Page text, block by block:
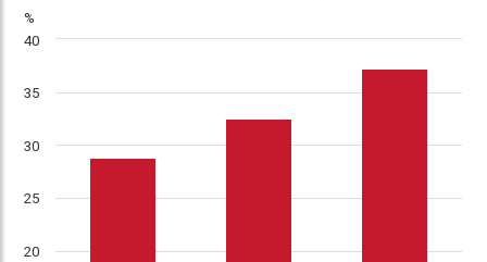
%
20
25
30
35
40